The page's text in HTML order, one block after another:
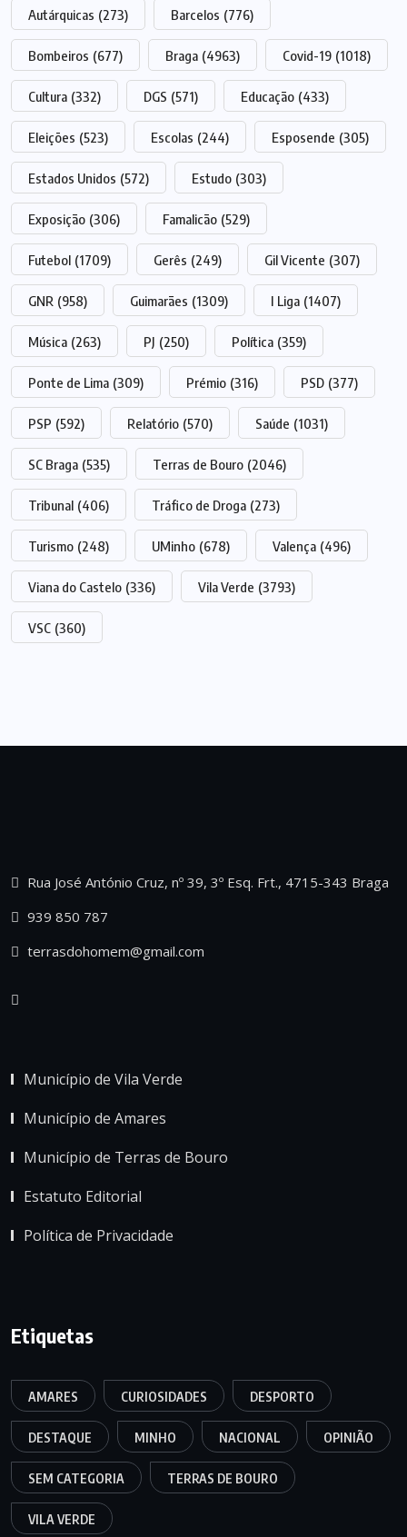
Autárquicas (273) Barcelos (776)
Bombeiros (677) Braga (4963) Covid-19 (1018)
Cultura (332) DGS (571) Educação (433)
Eleições (523) Escolas (244) Esposende (305)
Estados Unidos (572) Estudo (303)
Exposição (306) Famalicão (529)
Futebol (1709) Gerês (249) Gil Vicente (307)
GNR (958) Guimarães (1309) I Liga (1407)
Música (263) PJ (250) Política (359)
Ponte de Lima (309) Prémio (316) PSD (377)
PSP (592) Relatório (570) Saúde (1031)
SC Braga (535) Terras de Bouro (2046)
Tribunal (406) Tráfico de Droga (273)
Turismo (248) UMinho (678) Valença (496)
Viana do Castelo (336) Vila Verde (3793)
VSC (360)
Rua José António Cruz, nº 39, 3º Esq. Frt., 4715-343 Braga
939 850 787
terrasdohomem@gmail.com
Município de Vila Verde
Município de Amares
Município de Terras de Bouro
Estatuto Editorial
Política de Privacidade
Etiquetas
AMARES CURIOSIDADES DESPORTO
DESTAQUE MINHO NACIONAL OPINIÃO
SEM CATEGORIA TERRAS DE BOURO
VILA VERDE